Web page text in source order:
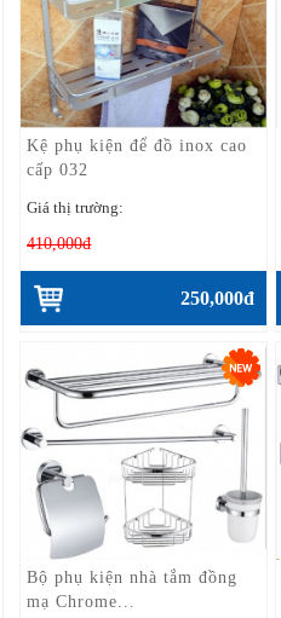
Kệ phụ kiện để đồ inox cao
cấp 032
Giá thị trường:
410,000đ
250,000đ
Bộ phụ kiện nhà tắm đồng
mạ Chrome...